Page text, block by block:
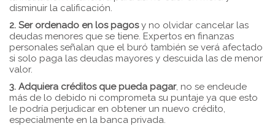
disminuir la calificación.
2. Ser ordenado en los pagosy no olvidar cancelar las
deudas menores que se tiene. Expertos en finanzas
personales señalan que el buró también se verá afectado
si solo paga las deudas mayores y descuida las de menor
valor.
3. Adquiera créditos que pueda pagar, no se endeude
más de lo debido ni comprometa su puntaje ya que esto
le podría perjudicar en obtener un nuevo crédito,
especialmente en la banca privada.